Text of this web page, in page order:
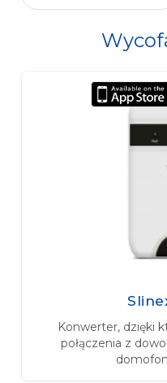
Konwerter, dzięki
połączenia z